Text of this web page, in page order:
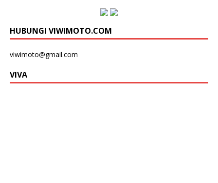
HUBUNGI VIWIMOTO.COM
viwimoto@gmail.com
VIVA